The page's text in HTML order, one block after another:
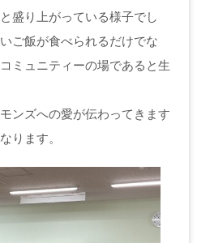
盛り上がっている様子でし
ご飯が食べられるだけでな
ミュニティーの場であると生
ンズへの愛が伝わってきます
ります。